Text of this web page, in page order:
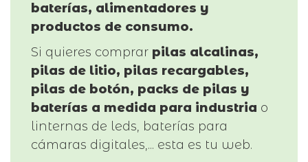
baterías, alimentadores y
productos de consumo.
Si quieres comprar pilas alcalinas,
pilas de litio, pilas recargables,
pilas de botón, packs de pilas y
baterías a medida para industria o
linternas de leds, baterías para
cámaras digitales,... esta es tu web.